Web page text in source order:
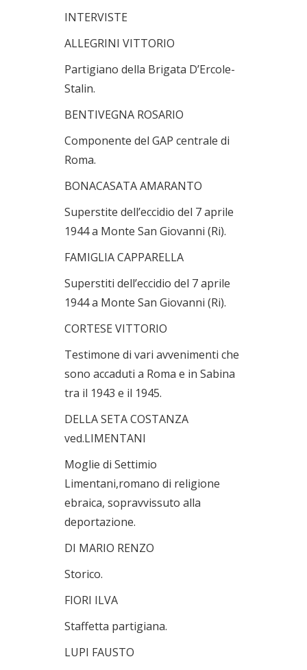
INTERVISTE
ALLEGRINI VITTORIO
Partigiano della Brigata D’Ercole-
Stalin.
BENTIVEGNA ROSARIO
Componente del GAP centrale di
Roma.
BONACASATA AMARANTO
Superstite dell’eccidio del 7 aprile
1944 a Monte San Giovanni (Ri).
FAMIGLIA CAPPARELLA
Superstiti dell’eccidio del 7 aprile
1944 a Monte San Giovanni (Ri).
CORTESE VITTORIO
Testimone di vari avvenimenti che
sono accaduti a Roma e in Sabina
tra il 1943 e il 1945.
DELLA SETA COSTANZA
ved.LIMENTANI
Moglie di Settimio
Limentani,romano di religione
ebraica, sopravvissuto alla
deportazione.
DI MARIO RENZO
Storico.
FIORI ILVA
Staffetta partigiana.
LUPI FAUSTO